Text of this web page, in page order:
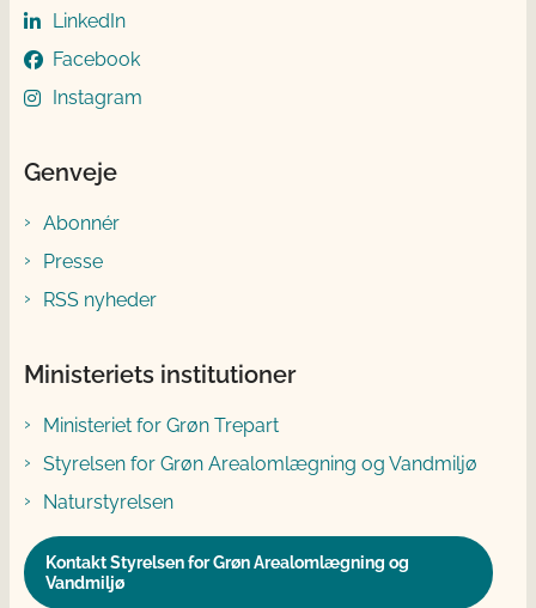
LinkedIn
Facebook
Instagram
Genveje
Abonnér
Presse
RSS nyheder
Ministeriets institutioner
Ministeriet for Grøn Trepart
Styrelsen for Grøn Arealomlægning og Vandmiljø
Naturstyrelsen
Kontakt Styrelsen for Grøn Arealomlægning og
Vandmiljø